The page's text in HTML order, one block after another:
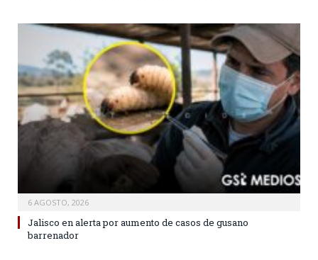
6 AGOSTO, 2026
Jalisco en alerta por aumento de casos de gusano
barrenador